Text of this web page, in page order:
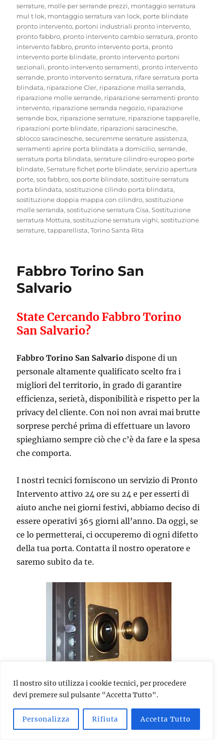
Il nostro sito utilizza i cookie tecnici, per procedere
devi premere sul pulsante "Accetta Tutto".
Personalizza Rifiuta Accetta Tutto
serrature, molle per serrande prezzi, montaggio serratura
mul t lok, montaggio serratura van lock, porte blindate
pronto intervento, portoni industriali pronto intervento,
pronto fabbro, pronto intervento cambio serratura, pronto
intervento fabbro, pronto intervento porta, pronto
intervento porte blindate, pronto intervento portoni
sezionali, pronto intervento serramenti, pronto intervento
serrande, pronto intervento serratura, rifare serratura porta
blindata, riparazione Cler, riparazione molla serranda,
riparazione molle serrande, riparazione serramenti pronto
intervento, riparazione serranda negozio, riparazione
serrande box, riparazione serrature, riparazione tapparelle,
riparazioni porte blindate, riparazioni saracinesche,
sblocco saracinesche,securemme serrature assistenza,
serramenti aprire porta blindata a domicilio,serrande,
serratura porta blindata,serrature cilindro europeo porte
blindate,Serrature fichet porte blindate,servizio apertura
porte,sos fabbro,sos porte blindate,sostituire serratura
porta blindata,sostituzione cilindo porta blindata,
sostituzione doppia mappa con cilindro,sostituzione
molle serranda,sostituzione serratura Cisa,Sostituzione
serratura Mottura,sostituzione serratura vighi,sostituzione
serrature,tapparellista,Torino Santa Rita
Fabbro Torino San
Salvario
State Cercando Fabbro Torino
San Salvario?
Fabbro Torino San Salvario dispone di un
personale altamente qualificato scelto fra i
migliori del territorio, in grado di garantire
efficienza, serietà, disponibilità e rispetto per la
privacy del cliente. Con noi non avrai mai brutte
sorprese perché prima di effettuare un lavoro
spieghiamo sempre ciò che c’è da fare e la spesa
che comporta.
I nostri tecnici forniscono un servizio di Pronto
Intervento attivo 24 ore su 24 e per esserti di
aiuto anche nei giorni festivi, abbiamo deciso di
essere operativi 365 giorni all’anno. Da oggi, se
ce lo permetterai, ci occuperemo di ogni difetto
della tua porta. Contatta il nostro operatore e
saremo subito da te.
Se hai subito un tentativo di effrazione, se la
porta si è chiusa accidentalmente, se ti hanno
rubato le chiavi di casa o le hai perse, se vuoi